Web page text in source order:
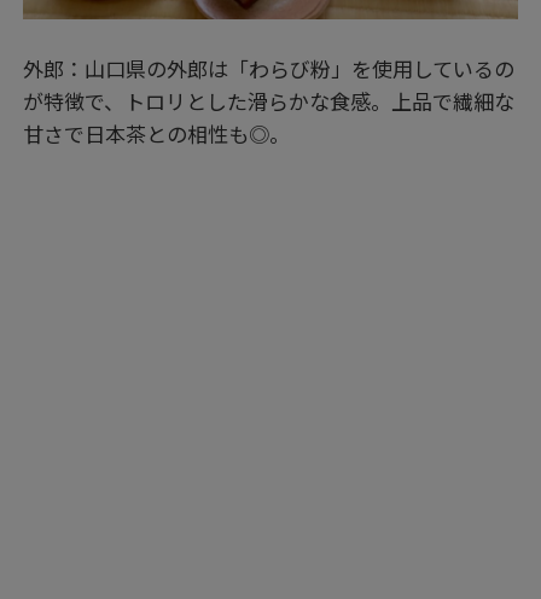
外郎：山口県の外郎は「わらび粉」を使用しているの
が特徴で、トロリとした滑らかな食感。上品で繊細な
甘さで日本茶との相性も◎。